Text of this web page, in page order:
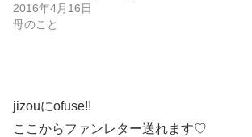
2016年4月16日
母のこと
jizouにofuse!!
ここからファンレター送れます♡